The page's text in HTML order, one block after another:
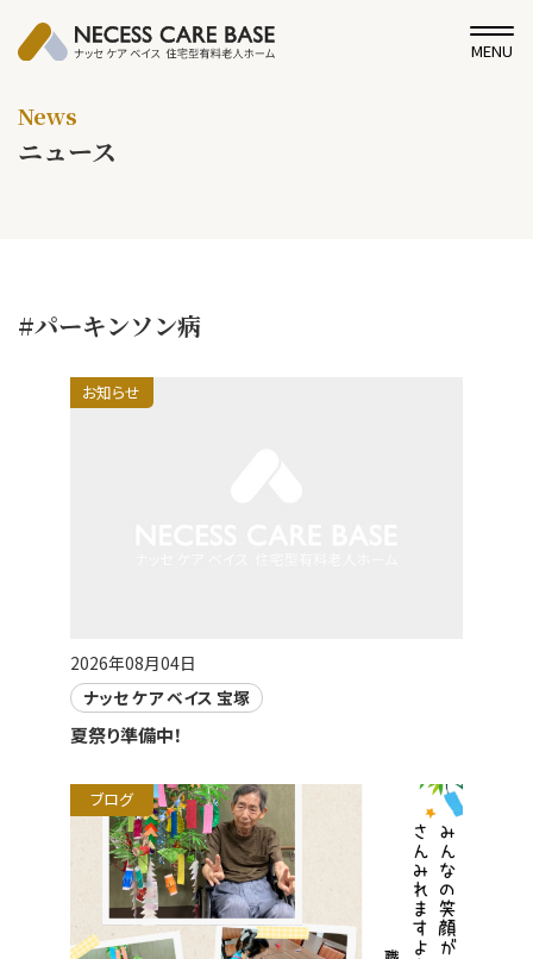
MENU
News
ニュース
#パーキンソン病
お知らせ
2026年08月04日
ナッセ ケア ベイス 宝塚
夏祭り準備中！
ブログ